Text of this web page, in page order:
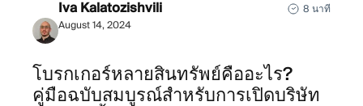
Iva Kalatozishvili
August 14, 2024
8 นาที
โบรกเกอร์หลายสินทรัพย์คืออะไร?
คู่มือฉบับสมบูรณ์สำหรับการเปิดบริษัท